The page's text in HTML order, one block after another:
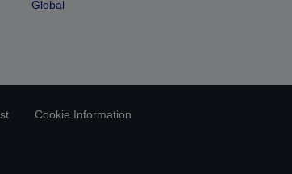
Global
Cookie Information